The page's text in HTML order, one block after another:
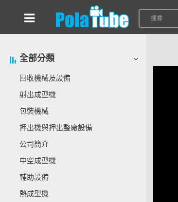
全部分類
回收機械及設備
射出成型機
包裝機械
押出機與押出整廠設備
公司簡介
中空成型機
輔助設備
熱成型機